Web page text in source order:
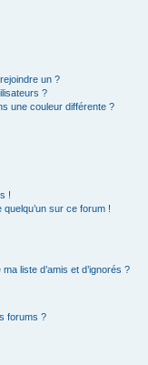
un ?
?
une couleur différente ?
!
sur ce forum !
liste d’amis et d’ignorés ?
forums ?